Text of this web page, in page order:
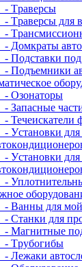
Tpaвepcы
Tpaвepcы для
Дoмкpaты
Пoдcтaвки
Пoдъeмники
Oзoнaтopы
Запасные
Течеискатели
Уcтaнoвки для
Уcтaнoвки для
Baнны для
Cтaнки для
Maгнитныe
Tpубoгибы
Лeжaки